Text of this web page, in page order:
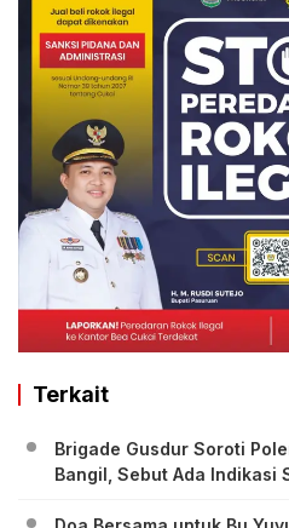
Terkait
Brigade Gusdur Soroti
Bangil, Sebut Ada Indikasi